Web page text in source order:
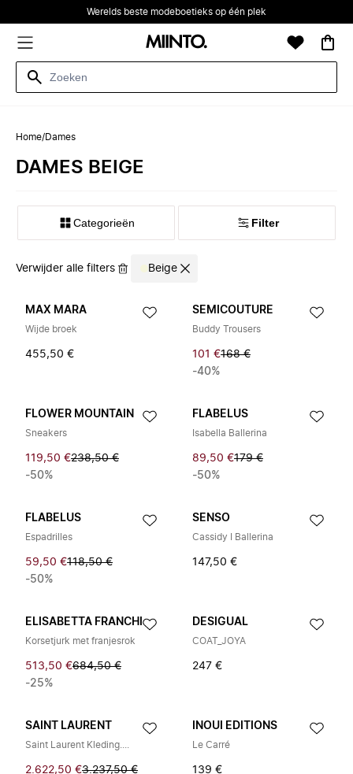
Werelds beste modeboetieks op één plek
Home/Dames
DAMES BEIGE
Categorieën Filter
Verwijder alle filters Beige
MAX MARA
Wijde broek
455,50 €
SEMICOUTURE
Buddy Trousers
101 €168 €
-40%
FLOWER MOUNTAIN
Sneakers
119,50 €238,50 €
-50%
FLABELUS
Isabella Ballerina
89,50 €179 €
-50%
FLABELUS
Espadrilles
59,50 €118,50 €
-50%
SENSO
Cassidy I Ballerina
147,50 €
ELISABETTA FRANCHI
Korsetjurk met franjesrok
513,50 €684,50 €
-25%
DESIGUAL
COAT_JOYA
247 €
SAINT LAURENT
Saint Laurent Kleding....
2.622,50 €3.237,50 €
INOUI EDITIONS
Le Carré
139 €